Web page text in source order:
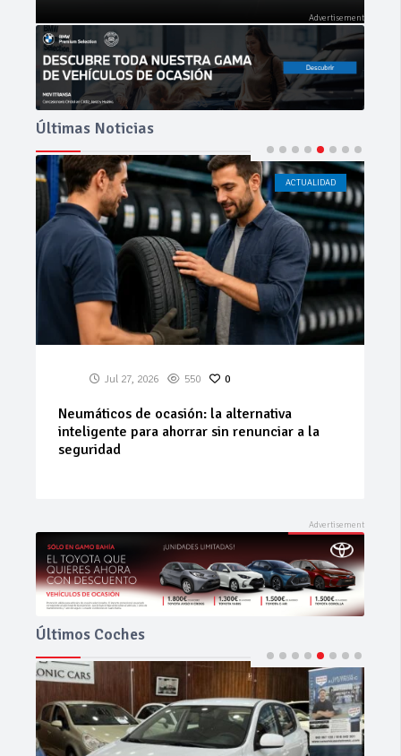
Últimas Noticias
ACTUALIDAD CÁDIZ
Jul 23, 2026 192 0
La 42ª Subida a Vejer comienza a perfilarse
Últimos Coches